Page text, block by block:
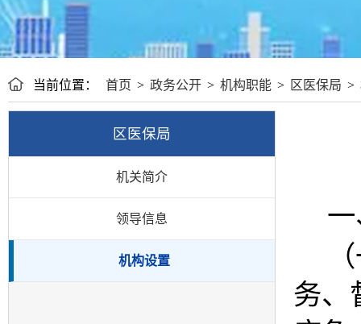
当前位置： 首页 > 政务公开 > 机构职能 > 区医保局 >
区医保局
机关简介
领导信息
机构设置
务、